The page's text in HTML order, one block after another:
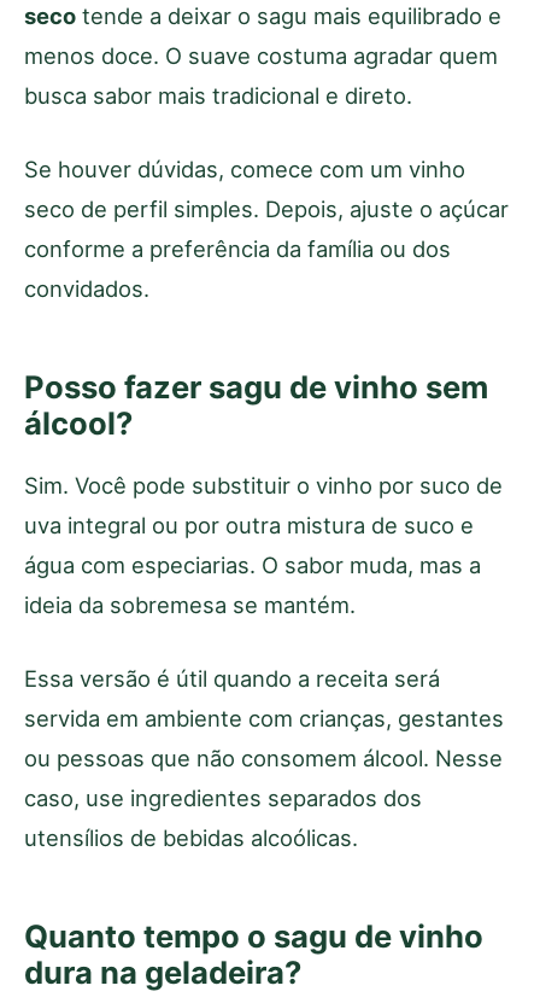
seco tende a deixar o sagu mais equilibrado e
menos doce. O suave costuma agradar quem
busca sabor mais tradicional e direto.
Se houver dúvidas, comece com um vinho
seco de perfil simples. Depois, ajuste o açúcar
conforme a preferência da família ou dos
convidados.
Posso fazer sagu de vinho sem
álcool?
Sim. Você pode substituir o vinho por suco de
uva integral ou por outra mistura de suco e
água com especiarias. O sabor muda, mas a
ideia da sobremesa se mantém.
Essa versão é útil quando a receita será
servida em ambiente com crianças, gestantes
ou pessoas que não consomem álcool. Nesse
caso, use ingredientes separados dos
utensílios de bebidas alcoólicas.
Quanto tempo o sagu de vinho
dura na geladeira?